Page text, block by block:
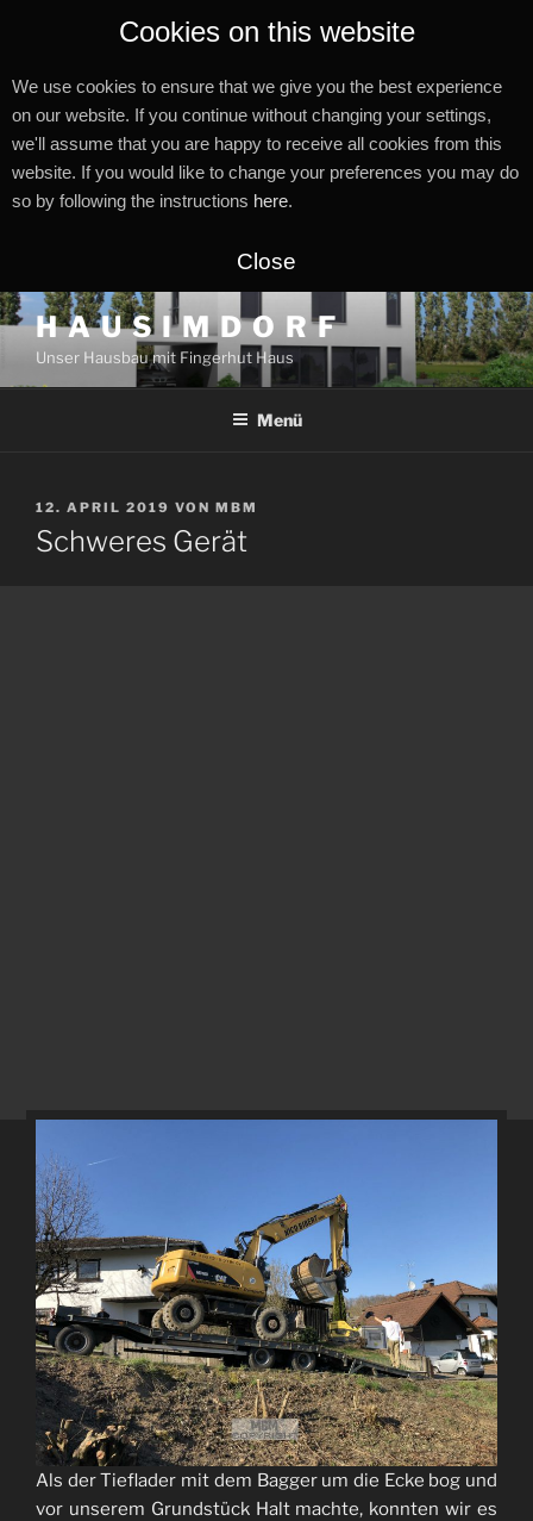
Cookies on this website
We use cookies to ensure that we give you the best experience
on our website. If you continue without changing your settings,
we'll assume that you are happy to receive all cookies from this
website. If you would like to change your preferences you may do
so by following the instructions here.
Close
Zum
Inhalt
springen
H A U S I M D O R F
Unser Hausbau mit Fingerhut Haus
Menü
VERÖFFENTLICHT
AM
12. APRIL 2019 VON MBM
Schweres Gerät
Als der Tieflader mit dem Bagger um die Ecke bog und
vor unserem Grundstück Halt machte, konnten wir es